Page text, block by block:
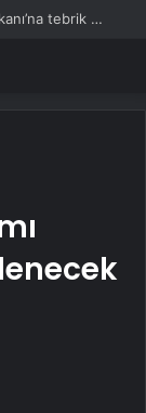
Çin Başbakanı Li Qiang’dan Ukrayna Başbakanı’na tebrik mesajı